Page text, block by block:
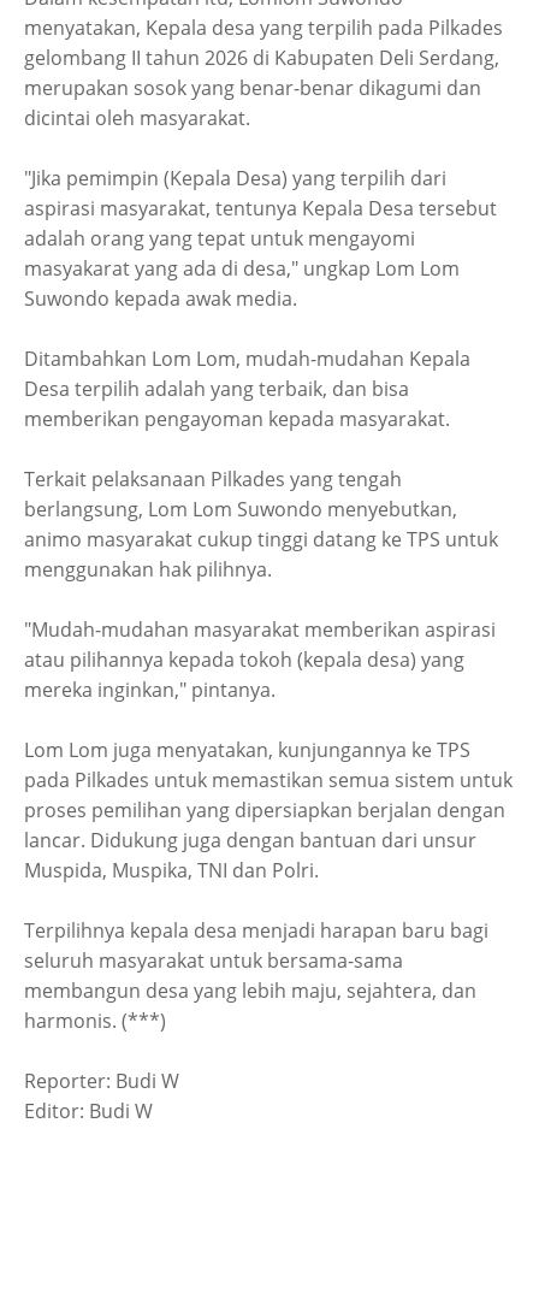
menyatakan, Kepala desa yang terpilih pada Pilkades
gelombang II tahun 2026 di Kabupaten Deli Serdang,
merupakan sosok yang benar-benar dikagumi dan
dicintai oleh masyarakat.
"Jika pemimpin (Kepala Desa) yang terpilih dari
aspirasi masyarakat, tentunya Kepala Desa tersebut
adalah orang yang tepat untuk mengayomi
masyakarat yang ada di desa," ungkap Lom Lom
Suwondo kepada awak media.
Ditambahkan Lom Lom, mudah-mudahan Kepala
Desa terpilih adalah yang terbaik, dan bisa
memberikan pengayoman kepada masyarakat.
Terkait pelaksanaan Pilkades yang tengah
berlangsung, Lom Lom Suwondo menyebutkan,
animo masyarakat cukup tinggi datang ke TPS untuk
menggunakan hak pilihnya.
"Mudah-mudahan masyarakat memberikan aspirasi
atau pilihannya kepada tokoh (kepala desa) yang
mereka inginkan," pintanya.
Lom Lom juga menyatakan, kunjungannya ke TPS
pada Pilkades untuk memastikan semua sistem untuk
proses pemilihan yang dipersiapkan berjalan dengan
lancar. Didukung juga dengan bantuan dari unsur
Muspida, Muspika, TNI dan Polri.
Terpilihnya kepala desa menjadi harapan baru bagi
seluruh masyarakat untuk bersama-sama
membangun desa yang lebih maju, sejahtera, dan
harmonis. (***)
Reporter: Budi W
Editor: Budi W